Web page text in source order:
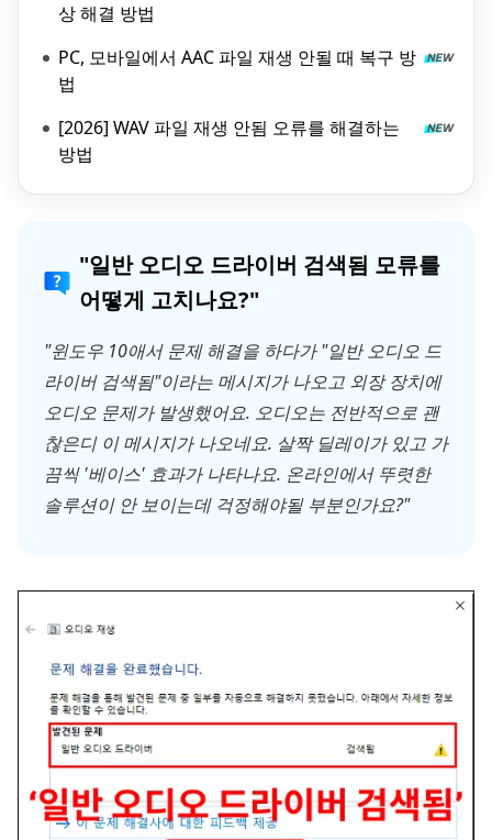
상 해결 방법
PC, 모바일에서 AAC 파일 재생 안될 때 복구 방
법
[2026] WAV 파일 재생 안됨 오류를 해결하는
방법
"일반 오디오 드라이버 검색됨 모류를
어떻게 고치나요?"
"윈도우 10애서 문제 해결을 하다가 "일반 오디오 드
라이버 검색됨"이라는 메시지가 나오고 외장 장치에
오디오 문제가 발생했어요. 오디오는 전반적으로 괜
찮은디 이 메시지가 나오네요. 살짝 딜레이가 있고 가
끔씩 '베이스' 효과가 나타나요. 온라인에서 뚜렷한
솔루션이 안 보이는데 걱정해야될 부분인가요?"